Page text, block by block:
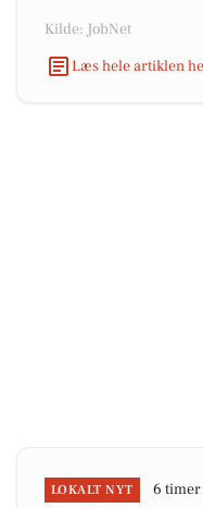
Kilde: JobNet
Læs hele artiklen
LOKALT NYT 6